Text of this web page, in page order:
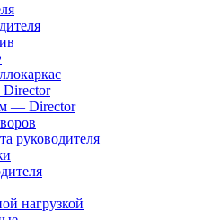
— Director
руководителя
нагрузкой